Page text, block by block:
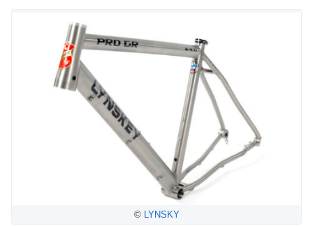
© LYNSKY